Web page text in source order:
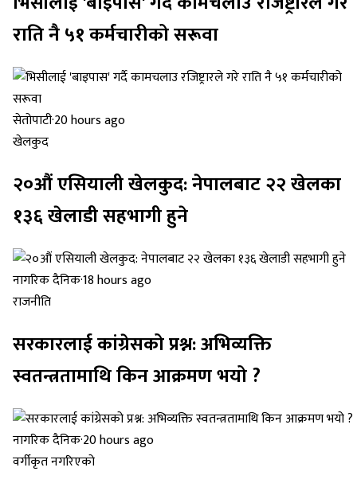
राति नै ५१ कर्मचारीको सरूवा
सेतोपाटी·20 hours ago
खेलकुद
२०औं एसियाली खेलकुद: नेपालबाट २२ खेलका
१३६ खेलाडी सहभागी हुने
नागरिक दैनिक·18 hours ago
राजनीति
सरकारलाई कांग्रेसको प्रश्न: अभिव्यक्ति
स्वतन्त्रतामाथि किन आक्रमण भयो ?
नागरिक दैनिक·20 hours ago
वर्गीकृत नगरिएको